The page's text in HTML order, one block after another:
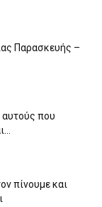
Παρασκευής –
αυτούς που
πίνουμε και